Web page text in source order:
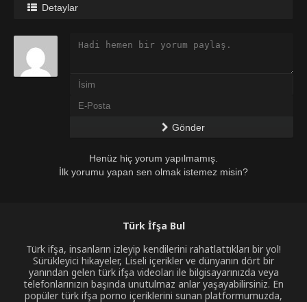
Detaylar
Gönder
Henüz hiç yorum yapılmamış.
İlk yorumu yapan sen olmak istemez misin?
Türk İfşa Bul
Türk ifşa, insanların izleyip kendilerini rahatlattıkları bir yol!
Sürükleyici hikayeler, Liseli içerikler ve dünyanın dört bir
yanından gelen türk ifşa videoları ile bilgisayarınızda veya
telefonlarınızın başında unutulmaz anlar yaşayabilirsiniz. En
popüler türk ifşa porno içeriklerini sunan platformumuzda,